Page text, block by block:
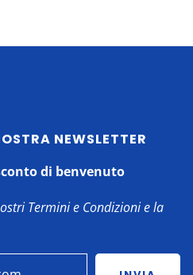
NEWSLETTER
di benvenuto
Termini e Condizioni e la